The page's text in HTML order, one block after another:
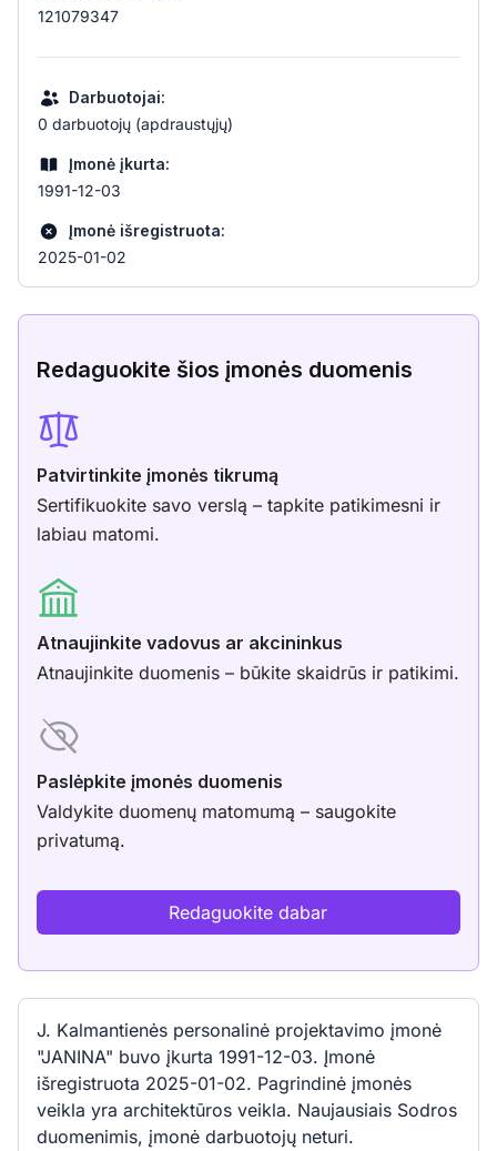
121079347
Darbuotojai:
0 darbuotojų (apdraustųjų)
Įmonė įkurta:
1991-12-03
Įmonė išregistruota:
2025-01-02
Redaguokite šios įmonės duomenis
Patvirtinkite įmonės tikrumą
Sertifikuokite savo verslą – tapkite patikimesni ir
labiau matomi.
Atnaujinkite vadovus ar akcininkus
Atnaujinkite duomenis – būkite skaidrūs ir patikimi.
Paslėpkite įmonės duomenis
Valdykite duomenų matomumą – saugokite
privatumą.
Redaguokite dabar
J. Kalmantienės personalinė projektavimo įmonė
"JANINA" buvo įkurta 1991-12-03. Įmonė
išregistruota 2025-01-02. Pagrindinė įmonės
veikla yra architektūros veikla. Naujausiais Sodros
duomenimis, įmonė darbuotojų neturi.